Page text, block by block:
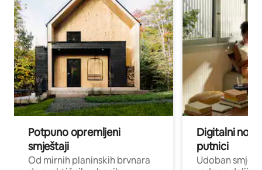
Potpuno opremljeni
smještaji
Od mirnih planinskih brvnara
Digitalni
putnici
Udoban